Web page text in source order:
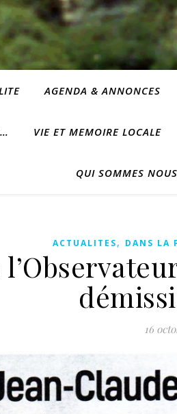
AGENDA & ANNONCES
VIE ET MEMOIRE LOCALE
QUI SOMMES
ACTUALITES, DANS LA
16